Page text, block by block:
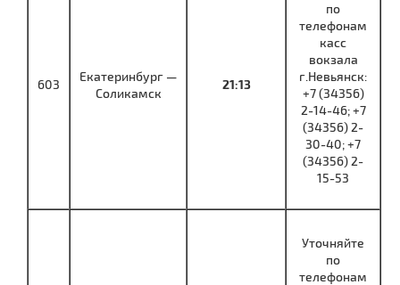
603
Екатеринбург —
Соликамск
21:13
по
телефонам
касс
вокзала
г.Невьянск:
+7 (34356)
2-14-46; +7
(34356) 2-
30-40; +7
(34356) 2-
15-53
Уточняйте
по
телефонам